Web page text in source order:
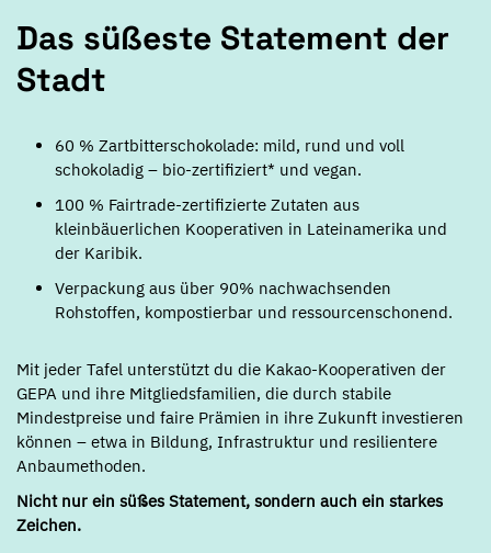
Das süßeste Statement der
Stadt
60 % Zartbitterschokolade: mild, rund und voll
schokoladig – bio-zertifiziert* und vegan.
100 % Fairtrade-zertifizierte Zutaten aus
kleinbäuerlichen Kooperativen in Lateinamerika und
der Karibik.
Verpackung aus über 90% nachwachsenden
Rohstoffen, kompostierbar und ressourcenschonend.
Mit jeder Tafel unterstützt du die Kakao-Kooperativen der
GEPA und ihre Mitgliedsfamilien, die durch stabile
Mindestpreise und faire Prämien in ihre Zukunft investieren
können – etwa in Bildung, Infrastruktur und resilientere
Anbaumethoden.
Nicht nur ein süßes Statement, sondern auch ein starkes
Zeichen.